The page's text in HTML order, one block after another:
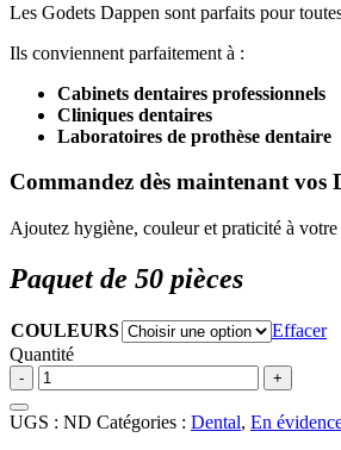
Les Godets Dappen sont parfaits pour
Ils conviennent parfaitement à :
Cabinets dentaires professionnels
Cliniques dentaires
Laboratoires de prothèse dentaire
Commandez dès maintenant vos
Ajoutez hygiène, couleur et praticité à
Paquet de 50 pièces
COULEURS
Effacer
Quantité
-
quantité
de
Godets
+
UGS : ND Catégories : Dental, En